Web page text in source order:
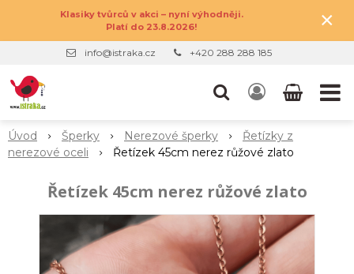
Klasiky tvůrců v akci – nyní výhodněji.
Platí do 23.8.2026!
×
info@istraka.cz +420 288 288 185
Úvod Šperky Nerezové šperky
Řetízky z
nerezové oceli
Řetízek 45cm nerez růžové zlato
Řetízek 45cm nerez růžové zlato